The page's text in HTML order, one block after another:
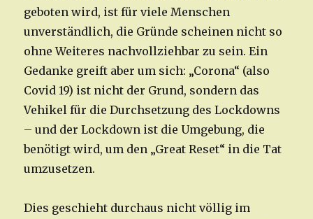
geboten wird, ist für viele Menschen
unverständlich, die Gründe scheinen nicht so
ohne Weiteres nachvollziehbar zu sein. Ein
Gedanke greift aber um sich: „Corona“ (also
Covid 19) ist nicht der Grund, sondern das
Vehikel für die Durchsetzung des Lock­downs
– und der Lockdown ist die Umgebung, die
benötigt wird, um den „Great Reset“ in die Tat
umzusetzen.
Dies geschieht durchaus nicht völlig im